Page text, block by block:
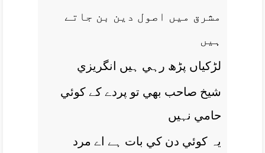
مشرق ميں اصول دين بن جاتے
ہيں
لڑکياں پڑھ رہي ہيں انگريزي
شيخ صاحب بھي تو پردے کے کوئي
حامي نہيں
يہ کوئي دن کي بات ہے اے مرد